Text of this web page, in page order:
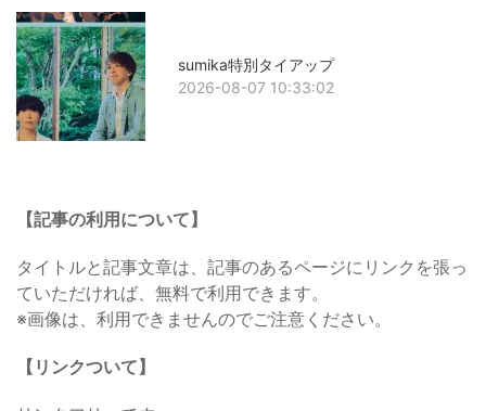
sumika特別タイアップ
2026-08-07 10:33:02
【記事の利用について】
タイトルと記事文章は、記事のあるページにリンクを張っ
ていただければ、無料で利用できます。
※画像は、利用できませんのでご注意ください。
【リンクついて】